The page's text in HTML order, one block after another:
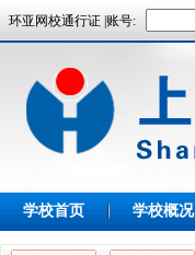
环亚网校通行证 |账号:
学校首页 学校概况